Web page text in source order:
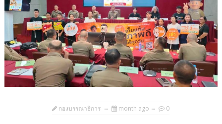
กองบรรณาธิการ month ago 0